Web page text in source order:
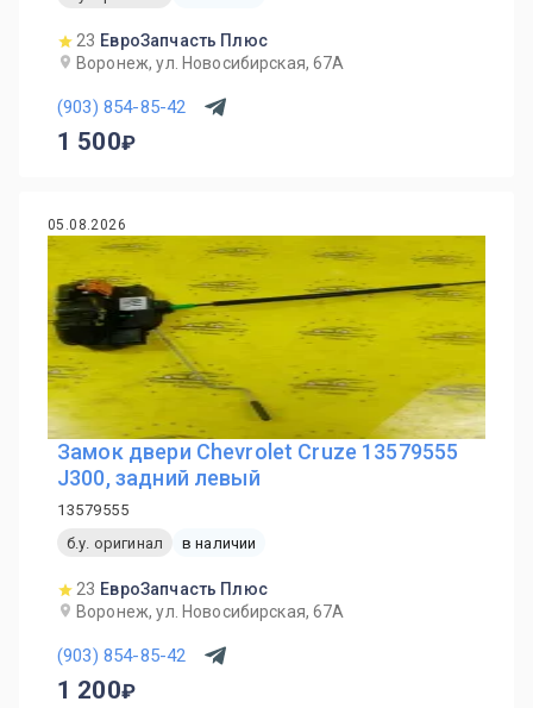
23 ЕвроЗапчасть Плюс
Воронеж, ул. Новосибирская, 67А
(903) 854-85-42
1 500
05.08.2026
Замок двери Chevrolet Cruze 13579555
J300, задний левый
13579555
б.у. оригинал
в наличии
23 ЕвроЗапчасть Плюс
Воронеж, ул. Новосибирская, 67А
(903) 854-85-42
1 200